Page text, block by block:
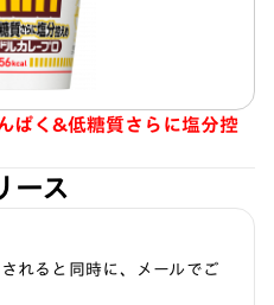
ぱく&低糖質さらに塩分控
ース
れると同時に、メールでご